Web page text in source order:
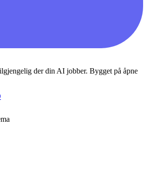
der din AI jobber. Bygget på åpne